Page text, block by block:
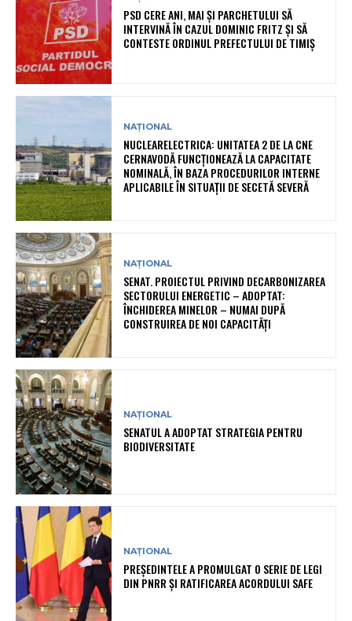
PSD CERE ANI, MAI ȘI PARCHETULUI SĂ
INTERVINĂ ÎN CAZUL DOMINIC FRITZ ȘI SĂ
CONTESTE ORDINUL PREFECTULUI DE TIMIȘ
NAȚIONAL
NUCLEARELECTRICA: UNITATEA 2 DE LA CNE
CERNAVODĂ FUNCȚIONEAZĂ LA CAPACITATE
NOMINALĂ, ÎN BAZA PROCEDURILOR INTERNE
APLICABILE ÎN SITUAȚII DE SECETĂ SEVERĂ
NAȚIONAL
SENAT. PROIECTUL PRIVIND DECARBONIZAREA
SECTORULUI ENERGETIC – ADOPTAT:
ÎNCHIDEREA MINELOR – NUMAI DUPĂ
CONSTRUIREA DE NOI CAPACITĂȚI
NAȚIONAL
SENATUL A ADOPTAT STRATEGIA PENTRU
BIODIVERSITATE
NAȚIONAL
PREȘEDINTELE A PROMULGAT O SERIE DE LEGI
DIN PNRR ȘI RATIFICAREA ACORDULUI SAFE